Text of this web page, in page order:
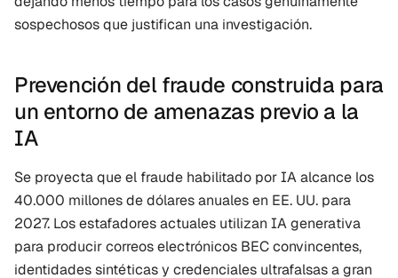
sospechosos que justifican una investigación.
Prevención del fraude construida para
un entorno de amenazas previo a la
IA
Se proyecta que el fraude habilitado por IA alcance los
40.000 millones de dólares anuales en EE. UU. para
2027. Los estafadores actuales utilizan IA generativa
para producir correos electrónicos BEC convincentes,
identidades sintéticas y credenciales ultrafalsas a gran